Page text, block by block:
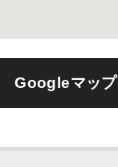
Googleマップ